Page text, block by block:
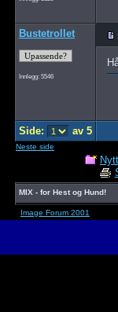
Bustetrollet
Innlegg: 5546
Side: av 5
Neste side
MIX - for Hest og Hund!
Image Forum 2001